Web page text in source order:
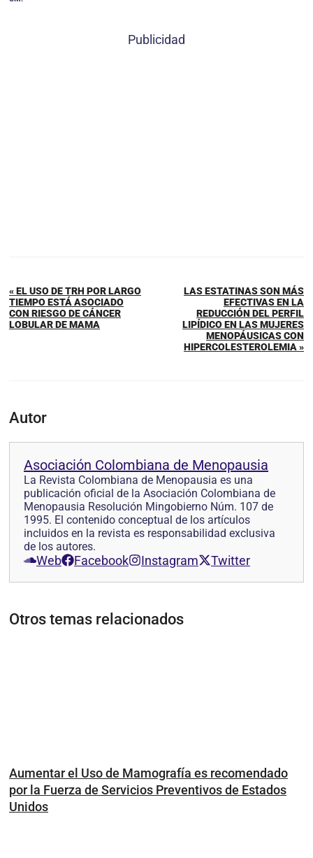
Publicidad
« EL USO DE TRH POR LARGO
TIEMPO ESTÁ ASOCIADO
CON RIESGO DE CÁNCER
LOBULAR DE MAMA
LAS ESTATINAS SON MÁS
EFECTIVAS EN LA
REDUCCIÓN DEL PERFIL
LIPÍDICO EN LAS MUJERES
MENOPÁUSICAS CON
HIPERCOLESTEROLEMIA »
Autor
Asociación Colombiana de Menopausia
La Revista Colombiana de Menopausia es una
publicación oficial de la Asociación Colombiana de
Menopausia Resolución Mingobierno Núm. 107 de
1995. El contenido conceptual de los artículos
incluidos en la revista es responsabilidad exclusiva
de los autores.
Web Facebook Instagram Twitter
Otros temas relacionados
Aumentar el Uso de Mamografía es recomendado
por la Fuerza de Servicios Preventivos de Estados
Unidos